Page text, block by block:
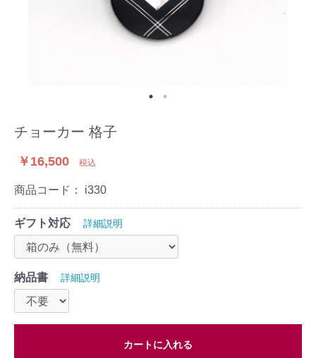
チョーカー 格子
￥16,500 税込
商品コード： i330
ギフト対応 詳細説明
納品書 詳細説明
カートに入れる